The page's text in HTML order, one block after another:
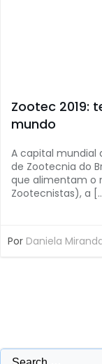
Zootec 2019:
mundo
A capital mundial
de Zootecnia do
que alimentam o
Zootecnistas), a
Por Daniela
Search